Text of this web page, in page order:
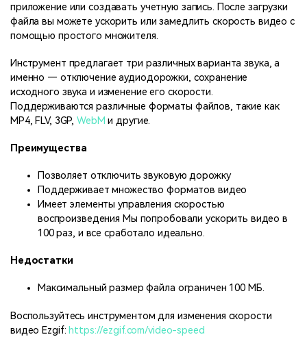
приложение или создавать учетную запись. После загрузки
файла вы можете ускорить или замедлить скорость видео с
помощью простого множителя.
Инструмент предлагает три различных варианта звука, а
именно — отключение аудиодорожки, сохранение
исходного звука и изменение его скорости.
Поддерживаются различные форматы файлов, такие как
MP4, FLV, 3GP, WebM и другие.
Преимущества
Позволяет отключить звуковую дорожку
Поддерживает множество форматов видео
Имеет элементы управления скоростью
воспроизведения Мы попробовали ускорить видео в
100 раз, и все сработало идеально.
Недостатки
Максимальный размер файла ограничен 100 МБ.
Воспользуйтесь инструментом для изменения скорости
видео Ezgif: https://ezgif.com/video-speed